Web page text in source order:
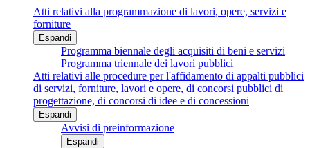
Atti relativi alla programmazione di lavori, opere, servizi e
forniture
Espandi
Programma biennale degli acquisiti di beni e servizi
Programma triennale dei lavori pubblici
Atti relativi alle procedure per l'affidamento di appalti pubblici
di servizi, forniture, lavori e opere, di concorsi pubblici di
progettazione, di concorsi di idee e di concessioni
Espandi
Avvisi di preinformazione
Espandi